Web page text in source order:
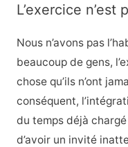
L’exercice n’est
Nous n’avons pas
beaucoup de gens,
chose qu’ils n’ont
conséquent,
du temps déjà
d’avoir un invité